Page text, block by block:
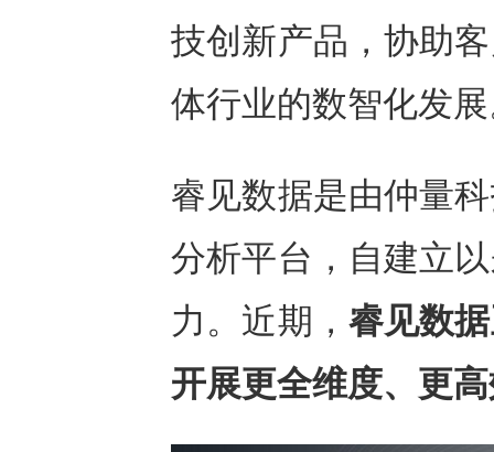
技创新产品，协助
体行业的数智化发
睿见数据是由仲量
分析平台，自建立
力。近期， 睿见数
开展更全维度、更